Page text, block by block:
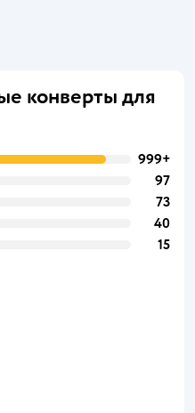
конверты для
999+
97
73
40
15